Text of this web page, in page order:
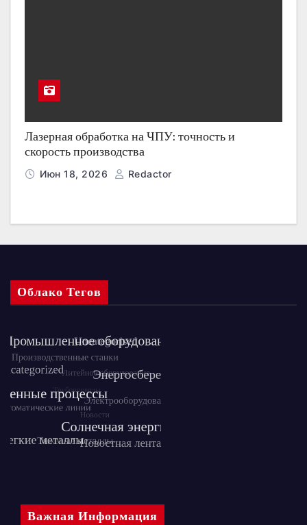
Лазерная обработка на ЧПУ: точность и
скорость производства
Июн 18, 2026 Redactor
Облако Тегов
Важная Информация